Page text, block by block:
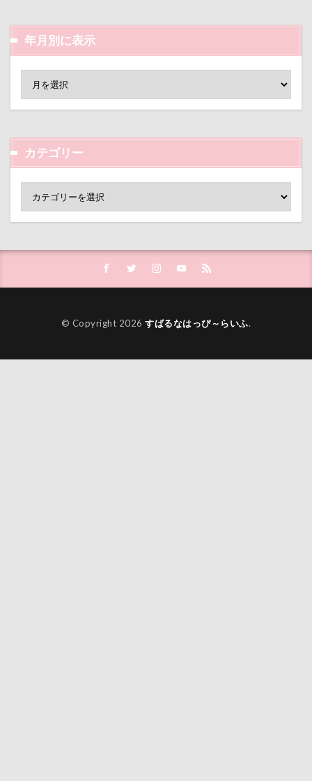
年月別に表示
カテゴリー
© Copyright 2026すばるなはっぴ～らいふ.